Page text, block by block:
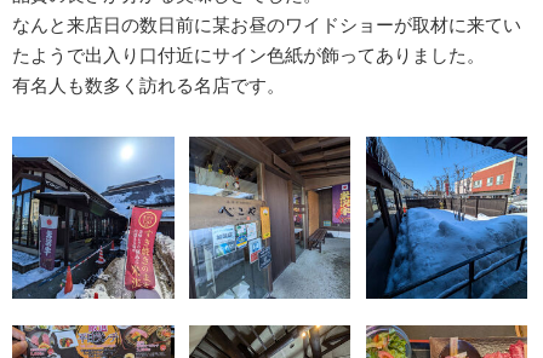
なんと来店日の数日前に某お昼のワイドショーが取材に来てい
たようで出入り口付近にサイン色紙が飾ってありました。
有名人も数多く訪れる名店です。